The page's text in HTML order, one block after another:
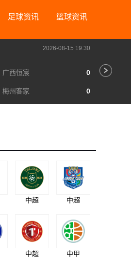
足球资讯 篮球资讯
2026-08-15 19:30
广西恒宸 0
梅州客家 0
中超 中超
中超 中甲